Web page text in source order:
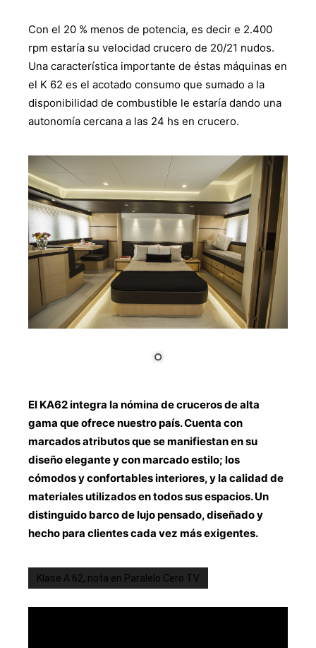
Con el 20 % menos de potencia, es decir e 2.400
rpm estaría su velocidad crucero de 20/21 nudos.
Una característica importante de éstas máquinas en
el K 62 es el acotado consumo que sumado a la
disponibilidad de combustible le estaría dando una
autonomía cercana a las 24 hs en crucero.
El KA62 integra la nómina de cruceros de alta
gama que ofrece nuestro país. Cuenta con
marcados atributos que se manifiestan en su
diseño elegante y con marcado estilo; los
cómodos y confortables interiores, y la calidad de
materiales utilizados en todos sus espacios. Un
distinguido barco de lujo pensado, diseñado y
hecho para clientes cada vez más exigentes.
Klase A 62, nota en Paralelo Cero TV